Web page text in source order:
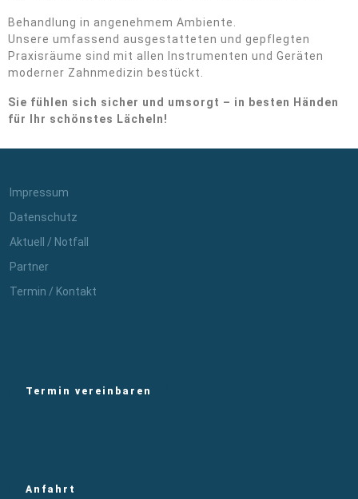
Behandlung in angenehmem Ambiente.
Unsere umfassend ausgestatteten und gepflegten
Praxisräume sind mit allen Instrumenten und Geräten
moderner Zahnmedizin bestückt.
Sie fühlen sich sicher und umsorgt – in besten Händen
für Ihr schönstes Lächeln!
Impressum
Datenschutz
Aktuell / Notfall
Partner
Termin / Kontakt
Termin vereinbaren
Anfahrt